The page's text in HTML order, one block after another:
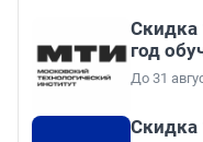
Скидка
год
До 31
Скидка